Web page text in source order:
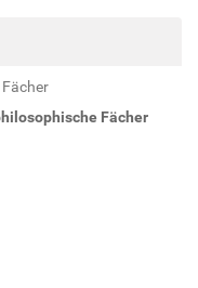
Fächer